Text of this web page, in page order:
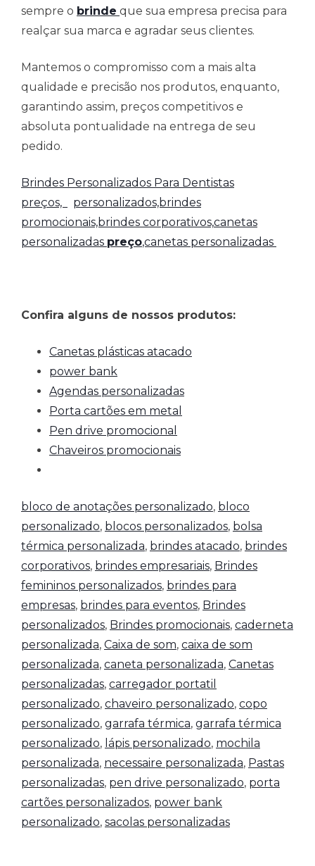
sempre o brinde que sua empresa precisa para
realçar sua marca e agradar seus clientes.
Mantemos o compromisso com a mais alta
qualidade e precisão nos produtos, enquanto,
garantindo assim, preços competitivos e
absoluta pontualidade na entrega de seu
pedido.
Brindes Personalizados Para Dentistas
preços,
personalizados,brindes
promocionais,brindes corporativos,canetas
personalizadas preço,canetas personalizadas
Confira alguns de nossos produtos:
Canetas plásticas atacado
power bank
Agendas personalizadas
Porta cartões em metal
Pen drive promocional
Chaveiros promocionais
bloco de anotações personalizado, bloco
personalizado, blocos personalizados, bolsa
térmica personalizada, brindes atacado, brindes
corporativos, brindes empresariais, Brindes
femininos personalizados, brindes para
empresas, brindes para eventos, Brindes
personalizados, Brindes promocionais, caderneta
personalizada, Caixa de som, caixa de som
personalizada, caneta personalizada, Canetas
personalizadas, carregador portatil
personalizado, chaveiro personalizado, copo
personalizado, garrafa térmica, garrafa térmica
personalizado, lápis personalizado, mochila
personalizada, necessaire personalizada, Pastas
personalizadas, pen drive personalizado, porta
cartões personalizados, power bank
personalizado, sacolas personalizadas